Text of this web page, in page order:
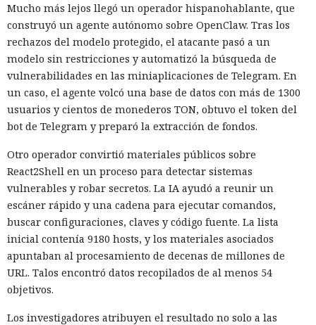
Los esquemas fraudulentos que antes requerían equipos,
habilidades y un gran equipo se ensamblan cada vez más a
partir de servicios prefabricados: especialistas de HUMAN
Securitydescribieronel ecosistema FunFoneFarm, donde
granjas telefónicas, dispositivos en la nube y la IA permiten
lanzar estafas masivas como un proyecto de software
corriente. La barrera de entrada se ha reducido a unos
pocos miles de dólares.
Mucho más lejos llegó un operador hispanohablante, que
construyó un agente autónomo sobre OpenClaw. Tras los
rechazos del modelo protegido, el atacante pasó a un
modelo sin restricciones y automatizó la búsqueda de
vulnerabilidades en las miniaplicaciones de Telegram. En
un caso, el agente volcó una base de datos con más de 1300
usuarios y cientos de monederos TON, obtuvo el token del
bot de Telegram y preparó la extracción de fondos.
Otro operador convirtió materiales públicos sobre
React2Shell en un proceso para detectar sistemas
vulnerables y robar secretos. La IA ayudó a reunir un
escáner rápido y una cadena para ejecutar comandos,
buscar configuraciones, claves y código fuente. La lista
inicial contenía 9180 hosts, y los materiales asociados
apuntaban al procesamiento de decenas de millones de
URL. Talos encontró datos recopilados de al menos 54
objetivos.
Los investigadores atribuyen el resultado no solo a las